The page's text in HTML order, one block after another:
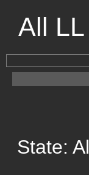
All
State: